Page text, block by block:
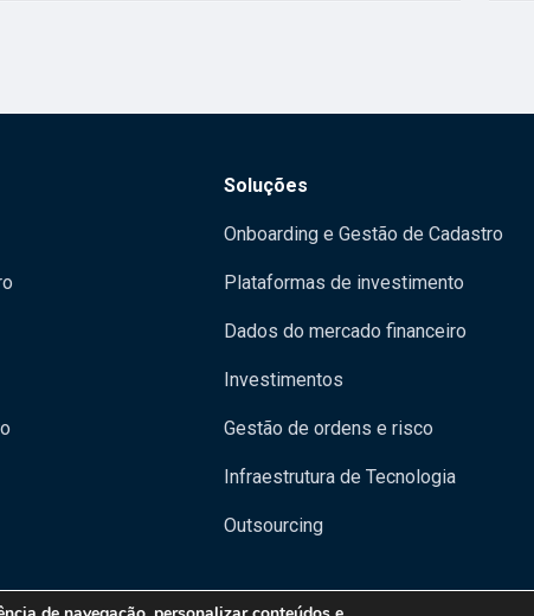
Soluções
Onboarding e Gestão de Cadastro
Plataformas de investimento
Dados do mercado financeiro
Investimentos
Gestão de ordens e risco
Infraestrutura de Tecnologia
Outsourcing